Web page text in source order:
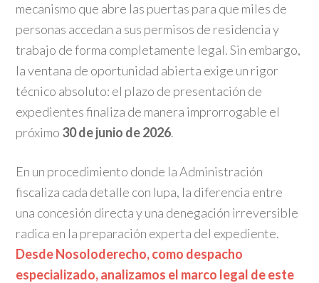
mecanismo que abre las puertas para que miles de
personas accedan a sus permisos de residencia y
trabajo de forma completamente legal. Sin embargo,
la ventana de oportunidad abierta exige un rigor
técnico absoluto: el plazo de presentación de
expedientes finaliza de manera improrrogable el
próximo 30 de junio de 2026.
En un procedimiento donde la Administración
fiscaliza cada detalle con lupa, la diferencia entre
una concesión directa y una denegación irreversible
radica en la preparación experta del expediente.
Desde Nosoloderecho, como despacho
especializado, analizamos el marco legal de este